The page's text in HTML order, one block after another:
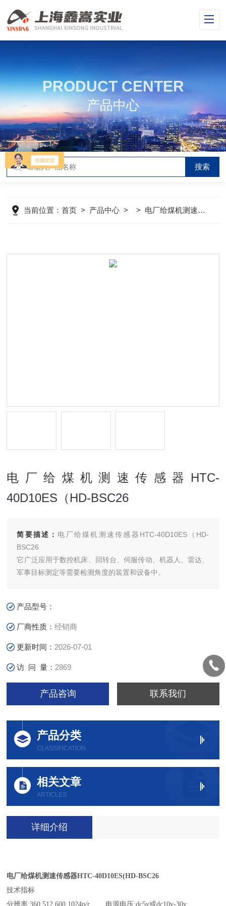
PRODUCT CENTER
产品中心
当前位置：首页 > 产品中心 > > 电厂给煤机测速传感器
电厂给煤机测速传感器HTC-
40D10ES（HD-BSC26
简要描述： 电厂给煤机测速传感器HTC-40D10ES（HD-
BSC26
它广泛应用于数控机床、回转台、伺服传动、机器人、雷达、
军事目标测定等需要检测角度的装置和设备中。
产品型号：
厂商性质：经销商
更新时间： 2026-07-01
访 问 量： 2869
产品咨询 联系我们
产品分类
CLASSIFICATION
相关文章
ARTICLES
详细介绍
电厂给煤机测速传感器HTC-40D10ES(HD-BSC26
技术指标
分辨率:360,512,600,1024p/r
电源电压:dc5v或dc10v-30v